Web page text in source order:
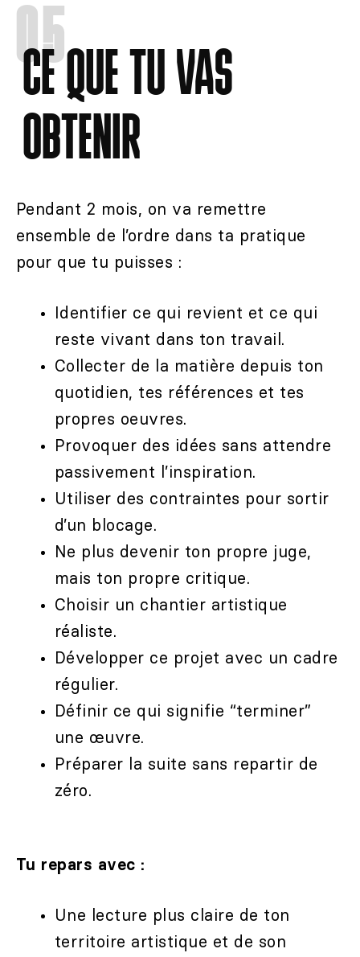
05
CE QUE TU VAS
OBTENIR
Pendant 2 mois, on va remettre
ensemble de l’ordre dans ta pratique
pour que tu puisses :
Identifier ce qui revient et ce qui
reste vivant dans ton travail.
Collecter de la matière depuis ton
quotidien, tes références et tes
propres oeuvres.
Provoquer des idées sans attendre
passivement l’inspiration.
Utiliser des contraintes pour sortir
d’un blocage.
Ne plus devenir ton propre juge,
mais ton propre critique.
Choisir un chantier artistique
réaliste.
Développer ce projet avec un cadre
régulier.
Définir ce qui signifie “terminer”
une œuvre.
Préparer la suite sans repartir de
zéro.
Tu repars avec :
Une lecture plus claire de ton
territoire artistique et de son